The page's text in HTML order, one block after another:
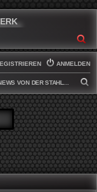
ANMELDEN
U
C
H
E